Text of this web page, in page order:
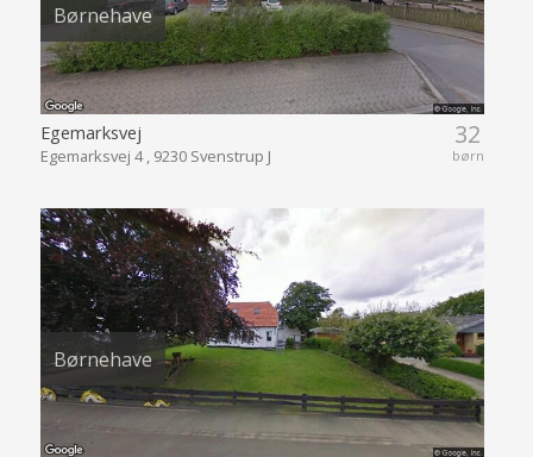
Børnehave
32
børn
Egemarksvej
Egemarksvej 4 , 9230 Svenstrup J
Børnehave